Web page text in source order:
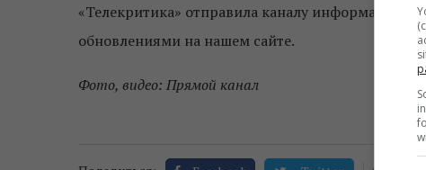
«Телекритика» отправила каналу
обновлениями на нашем сайте.
Фото, видео: Прямой канал